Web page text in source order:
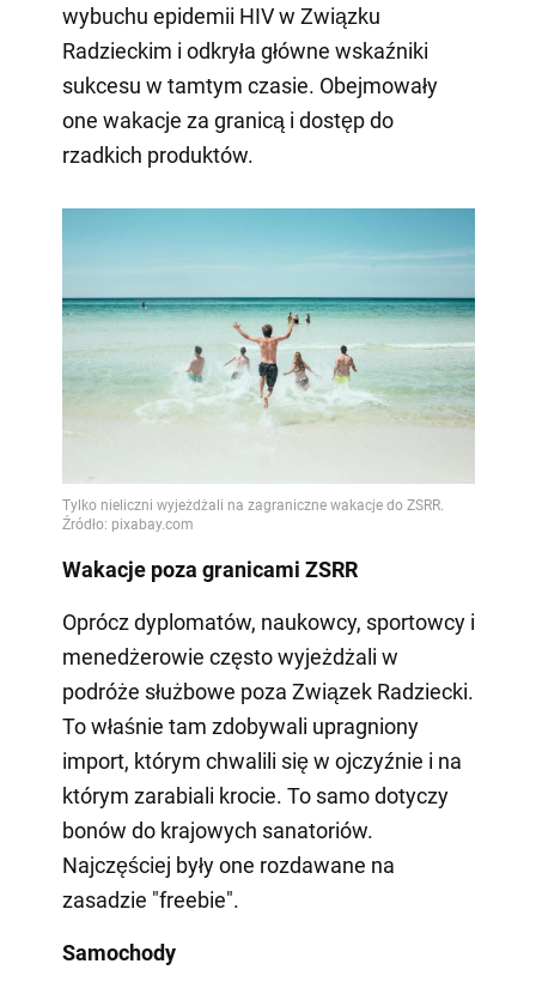
wybuchu epidemii HIV w Związku
Radzieckim i odkryła główne wskaźniki
sukcesu w tamtym czasie. Obejmowały
one wakacje za granicą i dostęp do
rzadkich produktów.
Wakacje poza granicami ZSRR
Oprócz dyplomatów, naukowcy, sportowcy i
menedżerowie często wyjeżdżali w
podróże służbowe poza Związek Radziecki.
To właśnie tam zdobywali upragniony
import, którym chwalili się w ojczyźnie i na
którym zarabiali krocie. To samo dotyczy
bonów do krajowych sanatoriów.
Najczęściej były one rozdawane na
zasadzie "freebie".
Samochody